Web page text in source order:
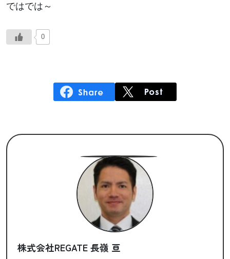
ではでは～
0
株式会社REGATE 長嶺 亘